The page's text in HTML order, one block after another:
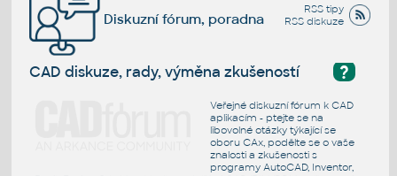
RSS tipy
RSS diskuze
Diskuzní fórum, poradna
?
CAD diskuze, rady, výměna zkušeností
Veřejné diskuzní fórum k CAD
aplikacím - ptejte se na
libovolné otázky týkající se
oboru CAx, podělte se o vaše
znalosti a zkušenosti s
programy AutoCAD, Inventor,